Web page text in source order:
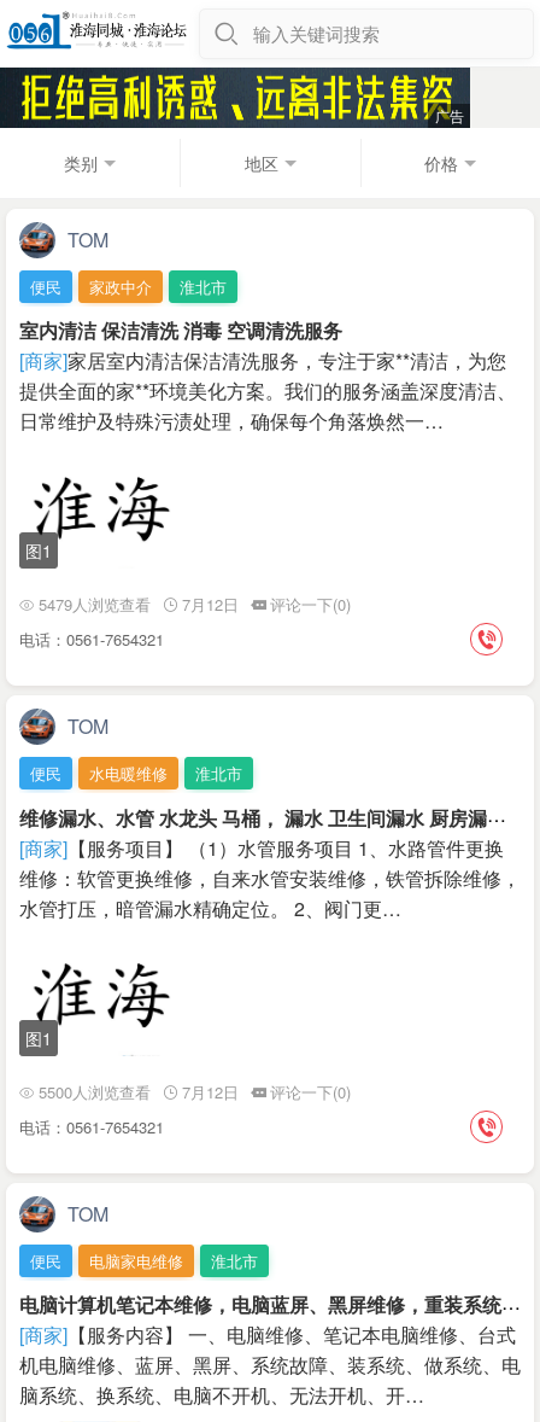
输入关键词搜索
类别 地区 价格
TOM
便民 家政中介 淮北市
室内清洁 保洁清洗 消毒 空调清洗服务
[商家]家居室内清洁保洁清洗服务，专注于家**清洁，为您
提供全面的家**环境美化方案。我们的服务涵盖深度清洁、
日常维护及特殊污渍处理，确保每个角落焕然一…
图1
5479人浏览查看 7月12日
评论一下(0)
电话：0561-7654321
TOM
便民 水电暖维修 淮北市
维
修漏水、水管 水龙头 马桶， 漏水 卫生间漏水 厨房漏水 阳台 漏水等
[商家] 【服务项目】 （1）水管服务项目 1、水路管件更换
维修：软管更换维修，自来水管安装维修，铁管拆除维修，
水管打压，暗管漏水精确定位。 2、阀门更…
图1
5500人浏览查看 7月12日
评论一下(0)
电话：0561-7654321
TOM
便民 电脑家电维修 淮北市
电
脑计算机笔记本维修，电脑蓝屏、黑屏维修，重装系统，数据恢复，系统升级，软件安装
[商家] 【服务内容】 一、电脑维修、笔记本电脑维修、台式
机电脑维修、蓝屏、黑屏、系统故障、装系统、做系统、电
脑系统、换系统、电脑不开机、无法开机、开…